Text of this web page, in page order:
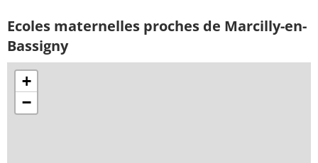
Ecoles maternelles proches de Marcilly-en-
Bassigny
+
−